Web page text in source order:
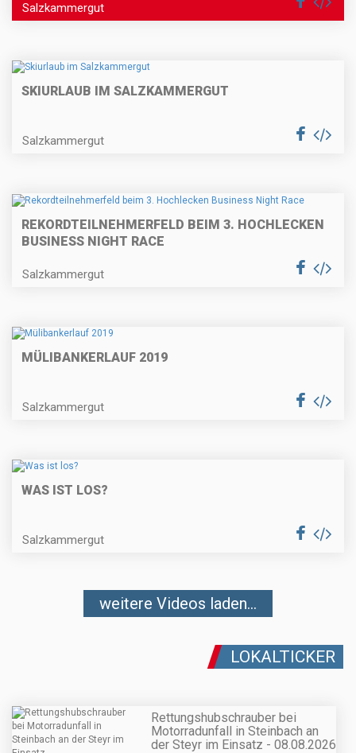
Salzkammergut
SKIURLAUB IM SALZKAMMERGUT
Salzkammergut
REKORDTEILNEHMERFELD BEIM 3. HOCHLECKEN
BUSINESS NIGHT RACE
Salzkammergut
MÜLIBANKERLAUF 2019
Salzkammergut
WAS IST LOS?
Salzkammergut
weitere Videos laden...
LOKALTICKER
Rettungshubschrauber bei
Motorradunfall in Steinbach an
der Steyr im Einsatz - 08.08.2026